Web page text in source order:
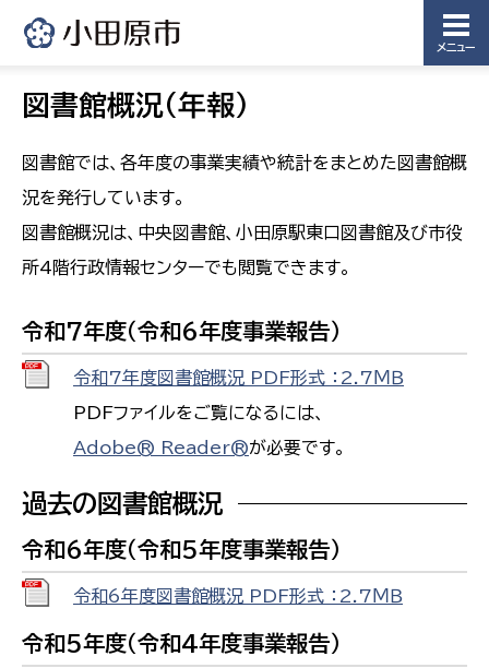
メニュー
図書館概況(年報)
図書館では、各年度の事業実績や統計をまとめた図書館概
況を発行しています。
図書館概況は、中央図書館、小田原駅東口図書館及び市役
所4階行政情報センターでも閲覧できます。
令和7年度（令和6年度事業報告）
令和7年度図書館概況 PDF形式 ：2.7ＭＢ
PDFファイルをご覧になるには、
Adobe® Reader®が必要です。
過去の図書館概況
令和6年度（令和5年度事業報告）
令和6年度図書館概況 PDF形式 ：2.7ＭＢ
令和5年度（令和4年度事業報告）